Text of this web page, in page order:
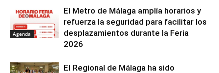
Agenda
El Metro de Málaga amplía horarios y
refuerza la seguridad para facilitar los
desplazamientos durante la Feria
2026
El Regional de Málaga ha sido